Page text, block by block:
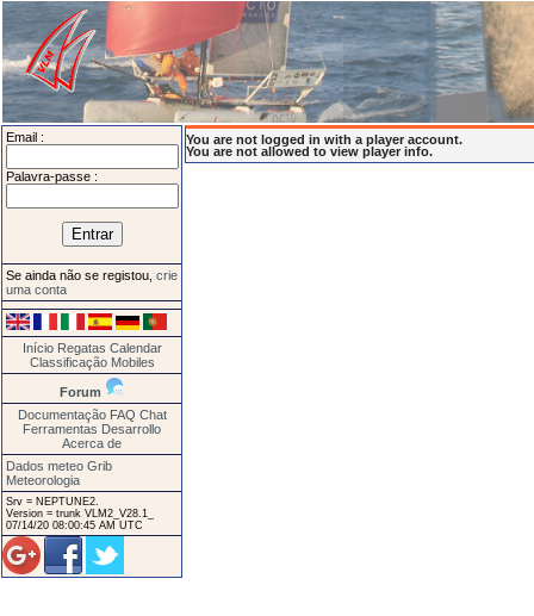
Email :
Palavra-passe :
Se ainda não se registou, crie
uma conta
Início Regatas Calendar
Classificação Mobiles
Forum
Documentação FAQ Chat
Ferramentas Desarrollo
Acerca de
Dados meteo Grib
Meteorologia
Srv = NEPTUNE2.
Version = trunk VLM2_V28.1_
07/14/20 08:00:45 AM UTC
You are not logged in with a player account.
You are not allowed to view player info.